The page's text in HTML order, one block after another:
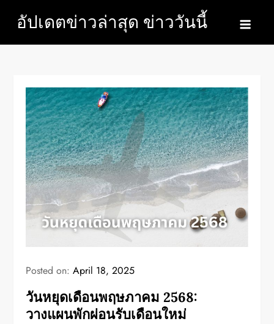
content
อัปเดตข่าวล่าสุด ข่าววันนี้
Posted on:April 18, 2025
วันหยุดเดือนพฤษภาคม 2568:
วางแผนพักผ่อนรับเดือนใหม่